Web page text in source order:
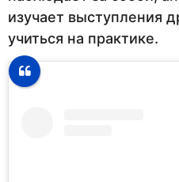
изучает выступления
учиться на практике.